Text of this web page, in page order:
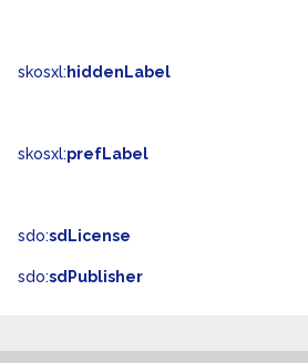
skosxl: hiddenLabel
skosxl:prefLabel
sdo:sdLicense
sdo:sdPublisher